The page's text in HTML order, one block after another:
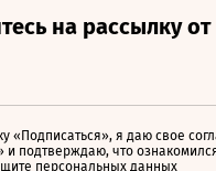
«Подписаться», я даю свое
и подтверждаю, что
персональных данных